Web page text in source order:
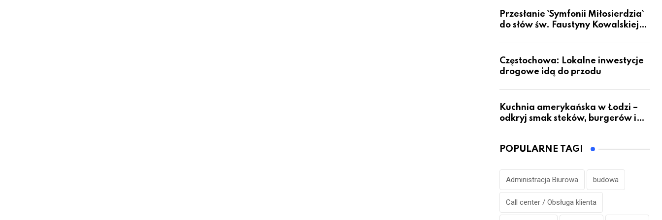
Przesłanie `Symfonii Miłosierdzia`
do słów św. Faustyny Kowalskiej
Częstochowa: Lokalne inwestycje
drogowe idą do przodu
Kuchnia amerykańska w Łodzi –
odkryj smak steków, burgerów i
POPULARNE TAGI
Administracja Biurowa budowa
Call center / Obsługa klienta